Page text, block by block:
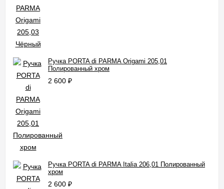
Ручка PORTA di PARMA Origami 205,01
Полированный хром
2 600 ₽
Ручка PORTA di PARMA Italia 206,01 Полированный
хром
2 600 ₽